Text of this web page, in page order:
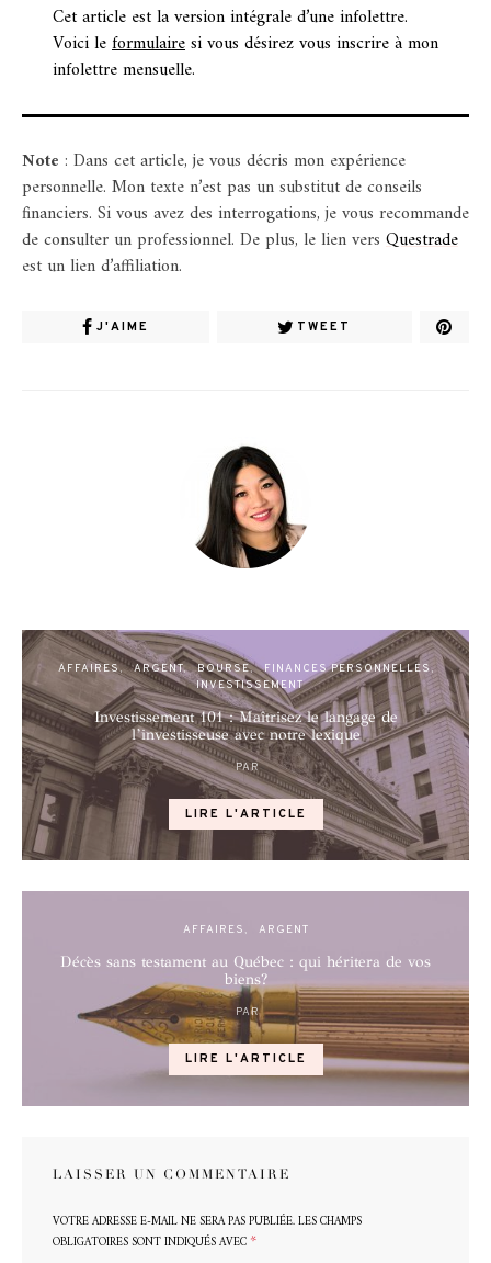
Cet article est la version intégrale d’une infolettre.
Voici leformulairesi vous désirez vous inscrire à mon
infolettre mensuelle.
Note : Dans cet article, je vous décris mon expérience
personnelle. Mon texte n’est pas un substitut de conseils
financiers. Si vous avez des interrogations, je vous recommande
de consulter un professionnel. De plus, le lien vers Questrade
est un lien d’affiliation.
J'AIME TWEET
AFFAIRES ARGENT BOURSE
FINANCES PERSONNELLES
INVESTISSEMENT
Investissement 101 : Maîtrisez le langage de
l’investisseuse avec notre lexique
POSTED
ON
PAR
LIRE L'ARTICLE
AFFAIRES ARGENT
Décès sans testament au Québec : qui héritera de vos
biens?
POSTED
ON
PAR
LIRE L'ARTICLE
LAISSER UN COMMENTAIRE
VOTRE ADRESSE E-MAIL NE SERA PAS PUBLIÉE.LES CHAMPS
OBLIGATOIRES SONT INDIQUÉS AVEC *